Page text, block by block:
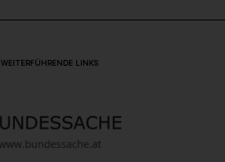
WEITERFÜHRENDE LINKS